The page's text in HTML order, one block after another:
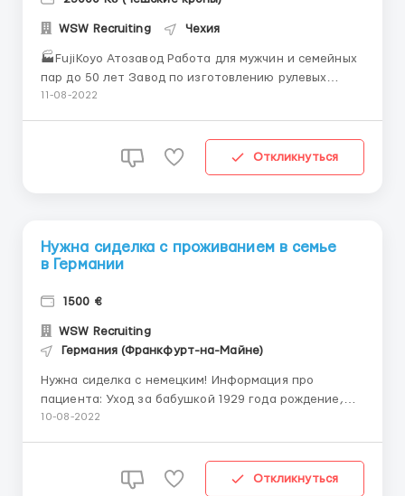
WSW Recruiting Чехия
🏭FujiKoyo Атозавод Работа для мужчин и семейных
пар до 50 лет Завод по изготовлению рулевых
колонок. 🏙Находится в г.Плзень ⏳График: 3 смены
обязанности: сборка деталей 🏠Проживание: от 165
11-08-2022
Откликнуться
Нужна сиделка с проживанием в семье
в Германии
1500 €
WSW Recruiting
Германия (Франкфурт-на-Майне)
Нужна сиделка с немецким! Информация про
пациента: Уход за бабушкой 1929 года рождение,
проживает недалеко от Франкфурт-на-Майне 168
недержание - памперсы, нужна помощь по уходу за
10-08-2022
Откликнуться